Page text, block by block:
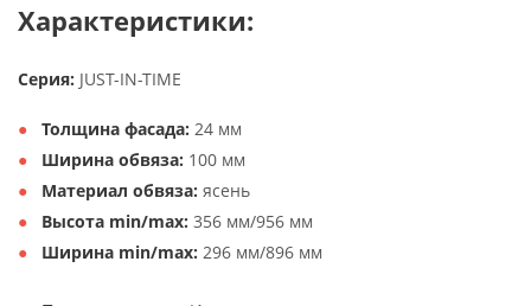
Характеристики:
Серия: JUST-IN-TIME
Толщина фасада: 24 мм
Ширина обвяза: 100 мм
Материал обвяза: ясень
Высота min/max: 356 мм/956 мм
Ширина min/max: 296 мм/896 мм